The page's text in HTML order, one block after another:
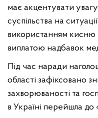
має акцентувати увагу
суспільства на
використанням кисню
виплатою надбавок
Під час наради
області зафіксовано
захворюваності та
в Україні перейшла до